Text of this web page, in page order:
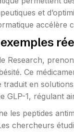
et
accélère
Research,
Ce
en
GLP-1, régulant
les peptides
chercheurs